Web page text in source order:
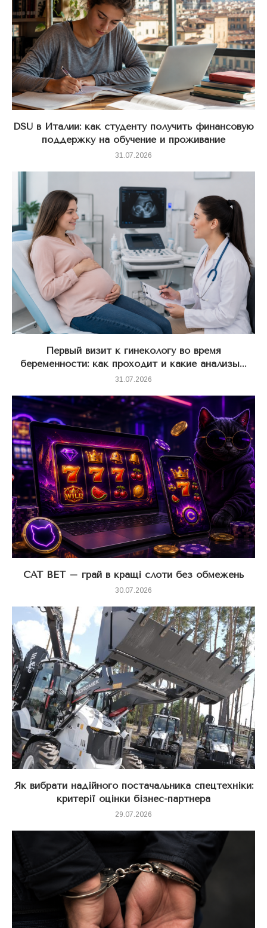
DSU в Италии: как студенту получить финансовую
поддержку на обучение и проживание
31.07.2026
Первый визит к гинекологу во время
беременности: как проходит и какие анализы...
31.07.2026
CAT BET – грай в кращі слоти без обмежень
30.07.2026
Як вибрати надійного постачальника спецтехніки:
критерії оцінки бізнес-партнера
29.07.2026